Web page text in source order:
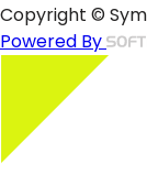
Copyright ©
Powered By